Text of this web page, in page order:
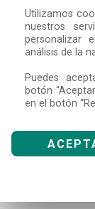
Utilizamos
nuestros
personalizar
análisis de la
Puedes
botón
en el botón